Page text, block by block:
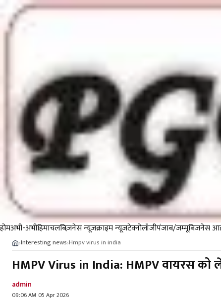
होमअभी-अभीहिमाचलबिज़नेस न्यूज़क्राइम न्यूजटेक्नोलॉजीपंजाब/जम्मूबिजनेस
›Interesting news›Hmpv virus in india
HMPV Virus in India: HMPV वायरस को
admin
09:06 AM 05 Apr 2026